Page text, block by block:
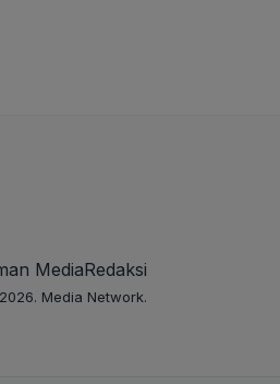
MediaRedaksi
Media Network.